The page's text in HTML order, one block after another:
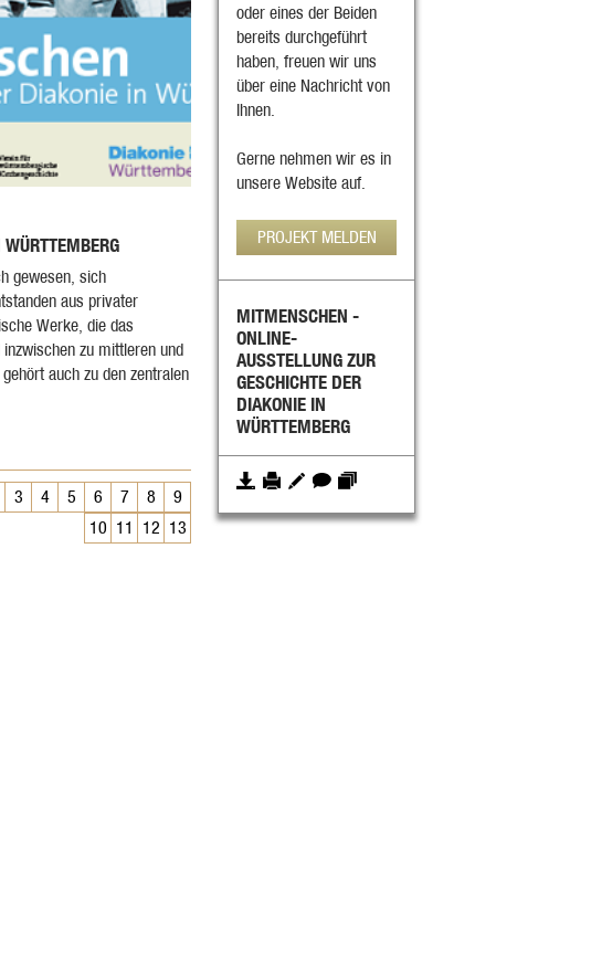
oder eines der Beiden
bereits durchgeführt
haben, freuen wir uns
über eine Nachricht von
Ihnen.
Gerne nehmen wir es in
unsere Website auf.
PROJEKT MELDEN
MITMENSCHEN -
ONLINE-
AUSSTELLUNG ZUR
GESCHICHTE DER
DIAKONIE IN
WÜRTTEMBERG
gewesen, sich
aus privater
Werke, die das
zu mittleren und
auch zu den zentralen
3 4 5 6 7 8
9
10 11 12 13